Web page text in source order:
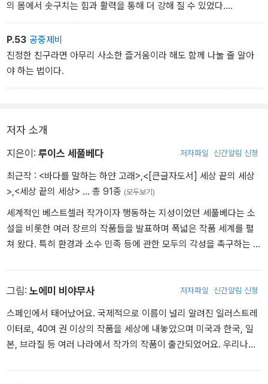
론 녀석은 아무 대답도 하지 않았다. 이어지는 이야기는 내 물음에 믹
스가 어떤 대답을 했을까, 다시 말해 녀석의 침묵이 무슨 뜻일까를 상
상하면서 쓴 글이다."
세풀베다는 그 상상을 통해 단순하지만 아름답고, 짧지만 감동적인
우정의 이야기를 탄생시켰다.
의 몸에서 솟구치는 힘과 활력을 통해 더 강해 질 수 있었다.
둘은 정말로 행복한 시간을 보냈다.
진정한 친구는 자신이 가진 장점을 서로 나눌 줄 아는 법이니까.
P.53 공중제비
진정한 친구라면 아무리 사소한 즐거움이라 해도 함께 나눌 줄 알아
야 하는 법이다.
저자 소개
지은이: 루이스 세풀베다 저자파일 신간알림 신청
최근작 : <바다를 말하는 하얀 고래> <[큰글자도서] 세상 끝의 세상
> <세상 끝의 세상> … 총 91종 (모두보기)
세계적인 베스트셀러 작가이자 행동하는 지성이었던 세풀베다는 소
설을 비롯한 여러 장르의 작품들을 발표하며 폭넓은 작품 세계를 펼
쳐 왔다. 특히 환경과 소수 민족 등에 관한 모두의 각성을 촉구하는 사
목숨을 잃지 않기 위해 망명해야 했다. 수년간 라틴 아메리카 전역을
했으며, 1997년 스페인 북부에 정착해 남은 생을 이곳에서 가족과 함
께 보냈다. 2017년 5월, 27년 만에 칠레 국적을 회복했다. 세풀베다
는 1989년 『연애 소설 읽는 노인』으로 티그레 후안상을 수상하면서
세계적 명성을 얻었다. 장편소설 『지구 끝의 사람들』(1989), 『귀향』
그림: 노에미 비야무사 저자파일 신간알림 신청
스페인에서 태어났어요. 국제적으로 이름이 널리 알려진 일러스트레
이터로, 40여 권 이상의 작품을 세상에 내놓았으며 미국과 한국, 일
본, 브라질 등 여러 나라에서 작가의 작품이 출간되었어요. 우리나라